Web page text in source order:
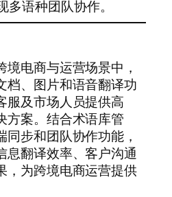
多语种团队协作。
电商与运营场景中，
档、图片和语音翻译功
服及市场人员提供高
方案。结合术语库管
步和团队协作功能，
息翻译效率、客户沟通
，为跨境电商运营提供